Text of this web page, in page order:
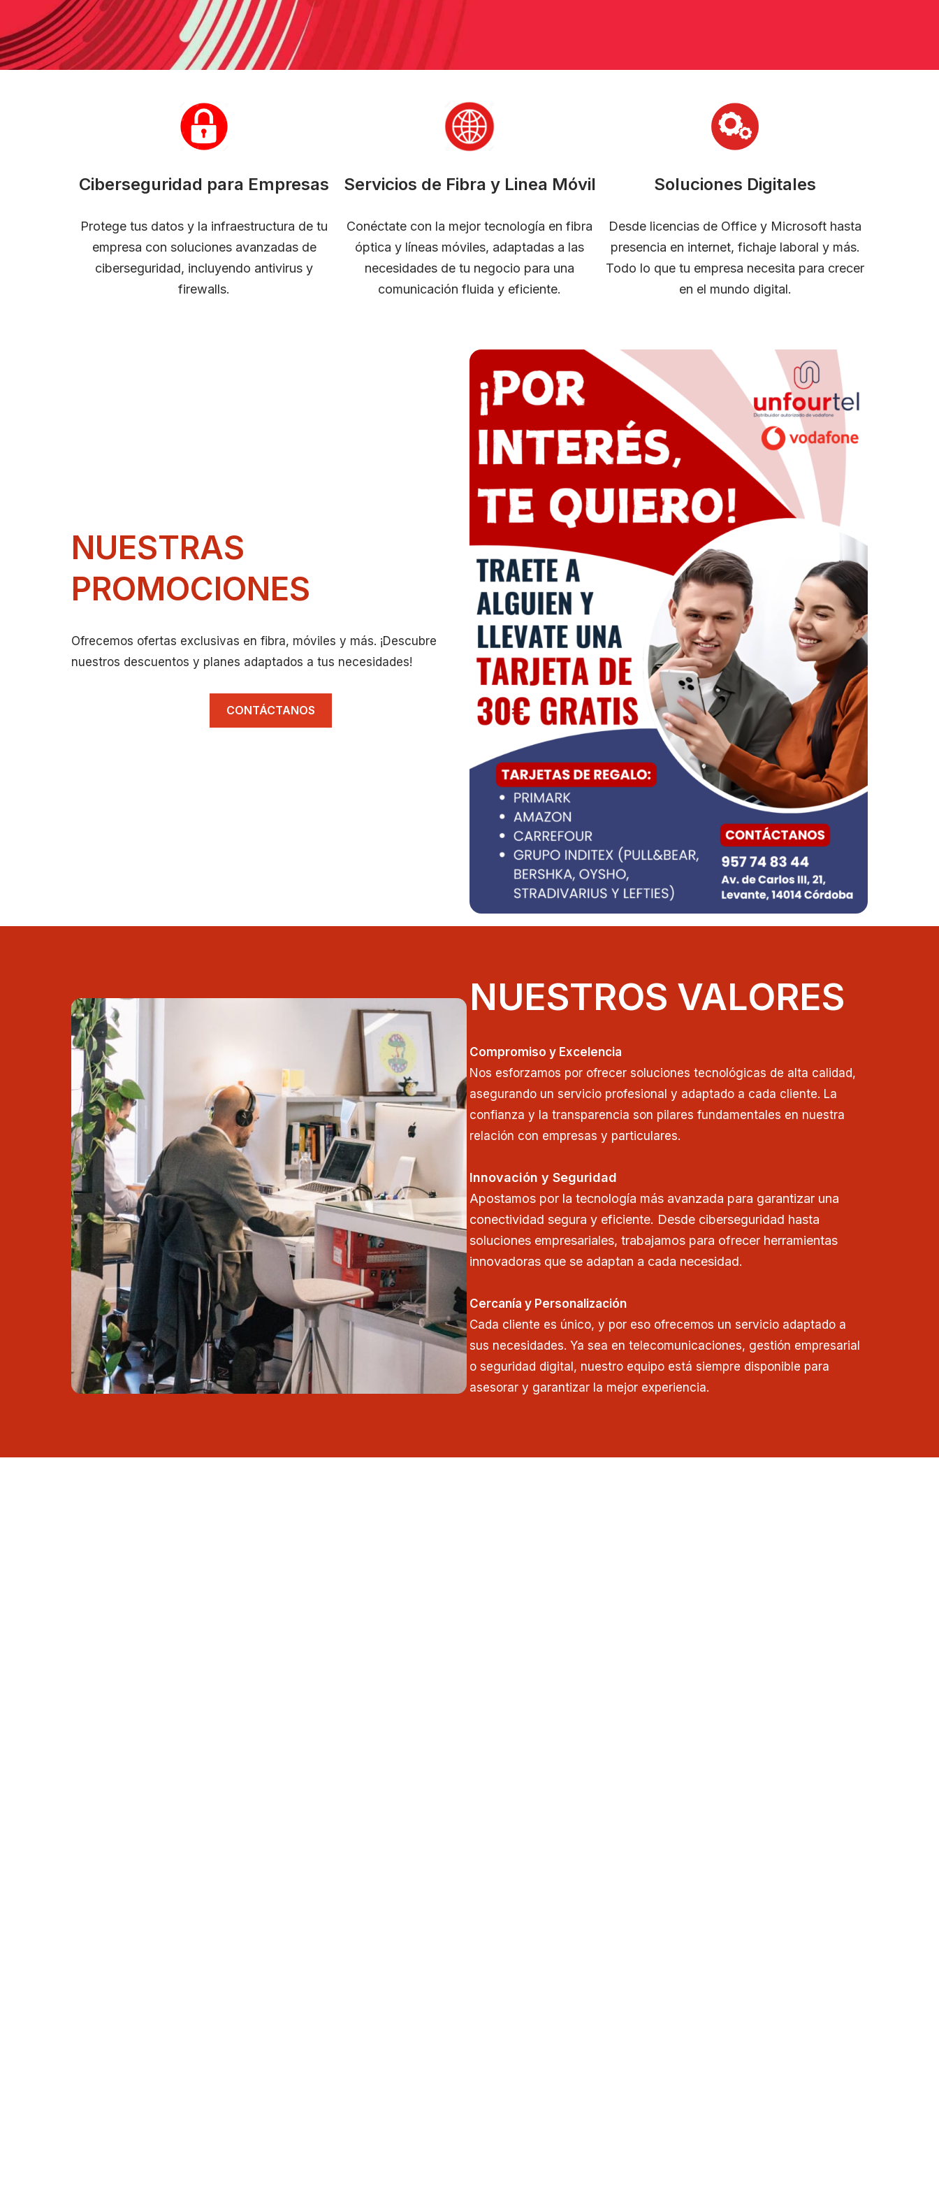
Ciberseguridad para Empresas
Protege tus datos y la infraestructura de tu
empresa con soluciones avanzadas de
ciberseguridad, incluyendo antivirus y
firewalls.
Servicios de Fibra y Linea Móvil
Conéctate con la mejor tecnología en fibra
óptica y líneas móviles, adaptadas a las
necesidades de tu negocio para una
comunicación fluida y eficiente.
Soluciones Digitales
Desde licencias de Office y Microsoft hasta
presencia en internet, fichaje laboral y más.
Todo lo que tu empresa necesita para crecer
en el mundo digital.
NUESTRAS
PROMOCIONES
Ofrecemos ofertas exclusivas en fibra, móviles y más. ¡Descubre
nuestros descuentos y planes adaptados a tus necesidades!
CONTÁCTANOS
NUESTROS VALORES
Compromiso y Excelencia
Nos esforzamos por ofrecer soluciones tecnológicas de alta calidad,
asegurando un servicio profesional y adaptado a cada cliente. La
confianza y la transparencia son pilares fundamentales en nuestra
relación con empresas y particulares.
Innovación y Seguridad
Apostamos por la tecnología más avanzada para garantizar una
conectividad segura y eficiente. Desde ciberseguridad hasta
soluciones empresariales, trabajamos para ofrecer herramientas
innovadoras que se adaptan a cada necesidad.
Cercanía y Personalización
Cada cliente es único, y por eso ofrecemos un servicio adaptado a
sus necesidades. Ya sea en telecomunicaciones, gestión empresarial
o seguridad digital, nuestro equipo está siempre disponible para
asesorar y garantizar la mejor experiencia.